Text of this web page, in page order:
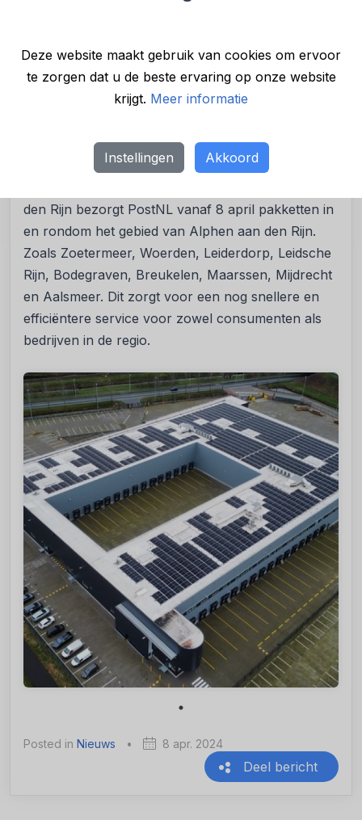
Deze website maakt gebruik van cookies om ervoor
te zorgen dat u de beste ervaring op onze website
krijgt. Meer informatie
Instellingen Akkoord
pakkettensorteercentrum in Evergem geopend.
Hoogeveen en Alphen aan den Rijn zijn de
sorteercentra met op dit moment de grootste
Bezorggebied
den Rijn bezorgt PostNL vanaf 8 april pakketten in
en rondom het gebied van Alphen aan den Rijn.
Zoals Zoetermeer, Woerden, Leiderdorp, Leidsche
Rijn, Bodegraven, Breukelen, Maarssen, Mijdrecht
en Aalsmeer. Dit zorgt voor een nog snellere en
efficiëntere service voor zowel consumenten als
bedrijven in de regio.
Posted in Nieuws • 8 apr. 2024
Deel bericht